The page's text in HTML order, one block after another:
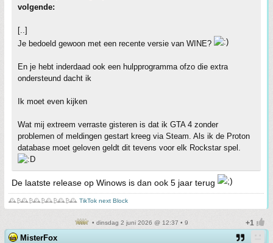
volgende:
[..]
Je bedoeld gewoon met een recente versie van WINE?
En je hebt inderdaad ook een hulpprogramma ofzo die extra
ondersteund dacht ik
Ik moet even kijken
Wat mij extreem verraste gisteren is dat ik GTA 4 zonder
problemen of meldingen gestart kreeg via Steam. Als ik de Proton
database moet geloven geldt dit tevens voor elk Rockstar spel.
De laatste release op Winows is dan ook 5 jaar terug
🕰️₿🕰️₿🕰️₿🕰️₿🕰️₿🕰️ TikTok next Block
• dinsdag 2 juni 2026 @ 12:37 • 9
MisterFox